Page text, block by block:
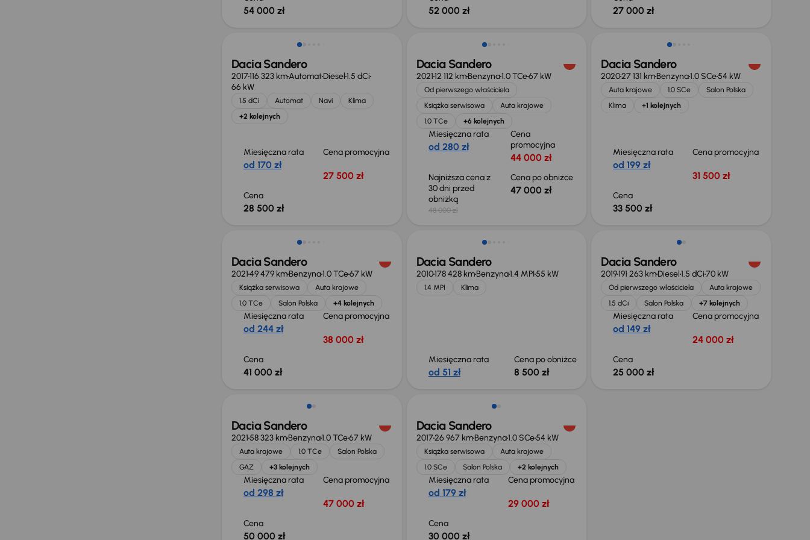
54 000 zł 52 000 zł 27 000 zł
Dacia Sandero
2017116 323 kmAutomatDiesel1.5 dCi
66 kW
1.5 dCi Automat Navi
Klima
+2 kolejnych
Miesięczna rata
od 170 zł
Cena promocyjna
27 500 zł
Cena
28 500 zł
Taniej o 1 000 zł
Dacia Sandero
202112 112 kmBenzyna1.0 TCe67 kW
Od pierwszego właściciela
Książka serwisowa
Auta krajowe
1.0 TCe
+6 kolejnych
Miesięczna rata
od 280 zł
Cena
promocyjna
44 000 zł
Najniższa cena z
30 dni przed
obniżką
48 000 zł
Cena po obniżce
47 000 zł
Dacia Sandero
202027 131 kmBenzyna1.0 SCe54 kW
Auta krajowe 1.0 SCe
Salon Polska
Klima
+1 kolejnych
Miesięczna rata
od 199 zł
Cena promocyjna
31 500 zł
Cena
33 500 zł
Możliwość odliczenia VAT
Dacia Sandero
202149 479 kmBenzyna1.0 TCe67 kW
Książka serwisowa
Auta krajowe
1.0 TCe
Salon Polska +4 kolejnych
Miesięczna rata
od 244 zł
Cena promocyjna
38 000 zł
Cena
41 000 zł
Taniej o 500 zł
Dacia Sandero
2010178 428 kmBenzyna1.4 MPI55 kW
1.4 MPI Klima
Miesięczna rata
od 51 zł
Cena po obniżce
8 500 zł
Dacia Sandero
2019191 263 kmDiesel1.5 dCi70 kW
Od pierwszego właściciela
Auta krajowe
1.5 dCi
Salon Polska +7 kolejnych
Miesięczna rata
od 149 zł
Cena promocyjna
24 000 zł
Cena
25 000 zł
Dacia Sandero
202158 323 kmBenzyna1.0 TCe67 kW
Auta krajowe 1.0 TCe
Salon Polska
GAZ
+3 kolejnych
Miesięczna rata
od 298 zł
Cena promocyjna
47 000 zł
Cena
50 000 zł
Dacia Sandero
201726 967 kmBenzyna1.0 SCe54 kW
Książka serwisowa
Auta krajowe
1.0 SCe
Salon Polska +2 kolejnych
Miesięczna rata
od 179 zł
Cena promocyjna
29 000 zł
Cena
30 000 zł